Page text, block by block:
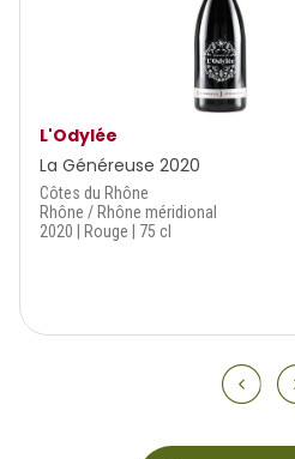
L'Odylée
La Généreuse 2020
Côtes du Rhône
Rhône / Rhône méridional
2020 | Rouge | 75 cl